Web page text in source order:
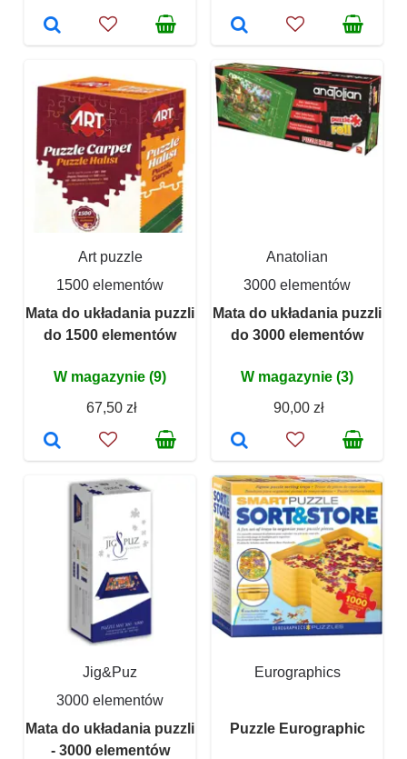
Art puzzle
1500 elementów
Mata do układania puzzli
do 1500 elementów
W magazynie (9)
67,50 zł
Anatolian
3000 elementów
Mata do układania puzzli
do 3000 elementów
W magazynie (3)
90,00 zł
Jig&Puz
3000 elementów
Mata do układania puzzli
- 3000 elementów
Eurographics
Puzzle Eurographic